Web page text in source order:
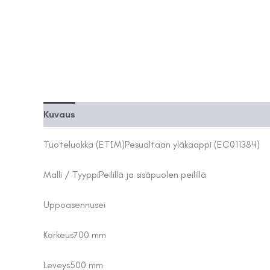
Kuvaus
Tuoteluokka (ETIM)Pesualtaan yläkaappi (EC011384)
Malli / TyyppiPeilillä ja sisäpuolen peilillä
Uppoasennusei
Korkeus700 mm
Leveys500 mm